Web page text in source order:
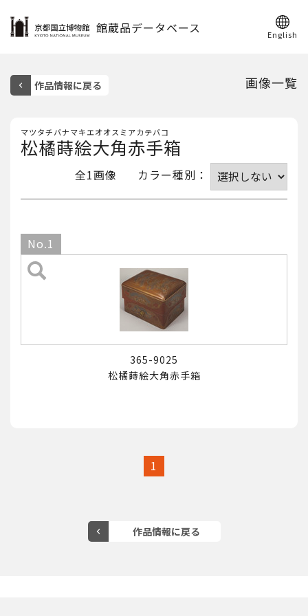
館蔵品データベース English
画像一覧
マツタチバナマキエオオスミアカテバコ
松橘蒔絵大角赤手箱
全1画像 カラー種別 ：
No.1
365-9025
松橘蒔絵大角赤手箱
1